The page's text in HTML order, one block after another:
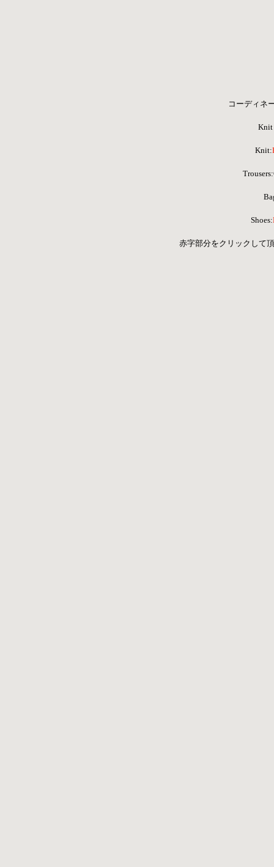
コーディネ
Knit
Knit:
Shoes:
赤字部分をクリックして